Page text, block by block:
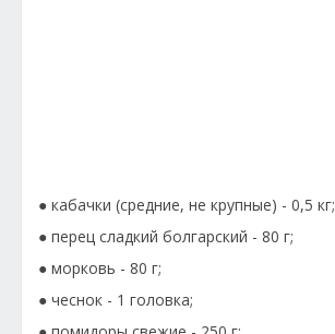
● кабачки (средние, не крупные) - 0,5 кг;
● перец сладкий болгарский - 80 г;
● морковь - 80 г;
● чеснок - 1 головка;